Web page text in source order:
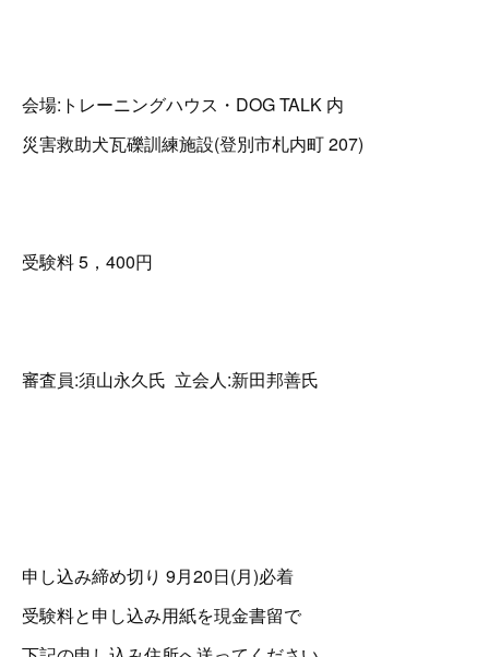
会場:トレーニングハウス・DOG TALK 内
災害救助犬瓦礫訓練施設(登別市札内町 207)
受験料 5，400円
審査員:須山永久氏 立会人:新田邦善氏
申し込み締め切り 9月20日(月)必着
受験料と申し込み用紙を現金書留で